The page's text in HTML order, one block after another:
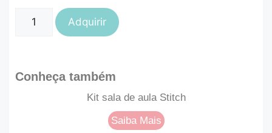
Adquirir
Conheça também
Kit sala de aula Stitch
Saiba Mais